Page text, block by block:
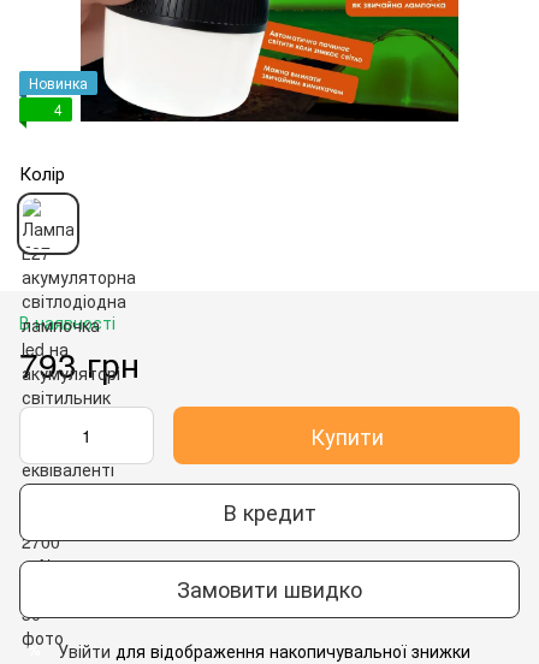
Новинка
4
Колір
В наявності
793 грн
Купити
В кредит
Замовити швидко
% Увійти для відображення накопичувальної знижки